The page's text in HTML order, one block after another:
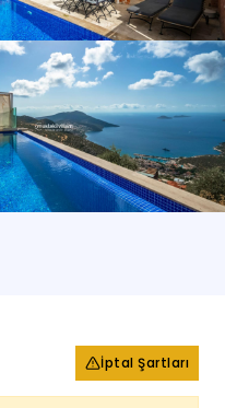
İptal Şartları